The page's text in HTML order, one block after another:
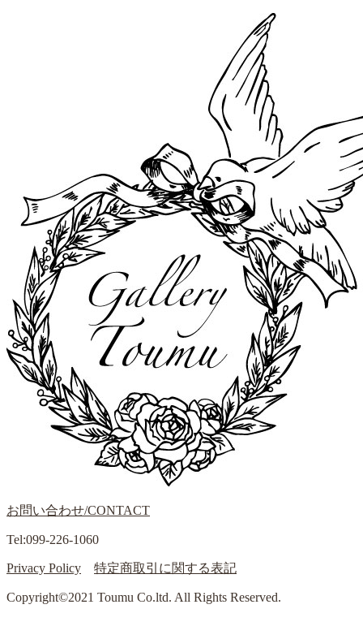
お問い合わせ/CONTACT
Tel:099-226-1060
Privacy Policy 特定商取引に関する表記
Copyright©2021 Toumu Co.ltd. All Rights Reserved.